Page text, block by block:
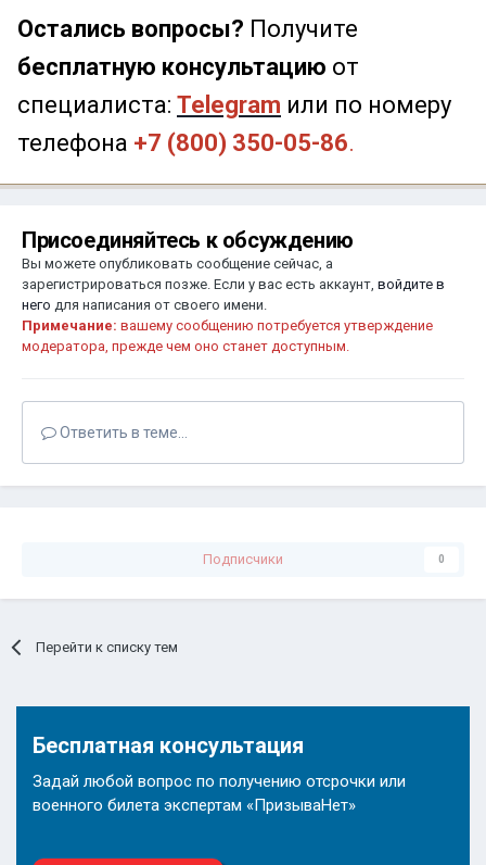
Остались вопросы? Получите
бесплатную консультацию от
специалиста: Telegram или по номеру
телефона +7 (800) 350-05-86.
Присоединяйтесь к обсуждению
Вы можете опубликовать сообщение сейчас, а
зарегистрироваться позже. Если у вас есть аккаунт, войдите в
него для написания от своего имени.
Примечание: вашему сообщению потребуется утверждение
модератора, прежде чем оно станет доступным.
Ответить в теме...
Подписчики 0
Перейти к списку тем
Бесплатная консультация
Задай любой вопрос по получению отсрочки или
военного билета экспертам «ПризываНет»